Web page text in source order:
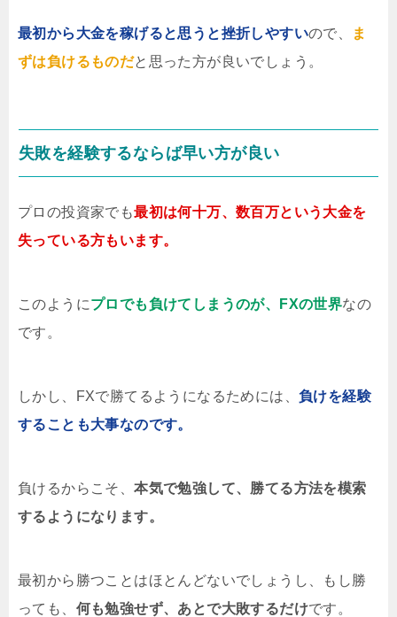
最初から大金を稼げると思うと挫折しやすいので、
ま
ずは負けるものだと思った方が良いでしょう。
失敗を経験するならば早い方が良い
プロの投資家でも最初は何十万、数百万という大金を
失っている方もいます。
このようにプロでも負けてしまうのが、FXの世界なの
です。
しかし、FXで勝てるようになるためには、 負けを経験
することも大事なのです。
負けるからこそ、本気で勉強して、勝てる方法を模索
するようになります。
最初から勝つことはほとんどないでしょうし、もし勝
っても、 何も勉強せず、あとで大敗するだけです。